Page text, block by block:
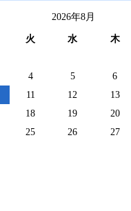
2026年8月
火 水 木
4 5 6
11 12 13
18 19 20
25 26 27